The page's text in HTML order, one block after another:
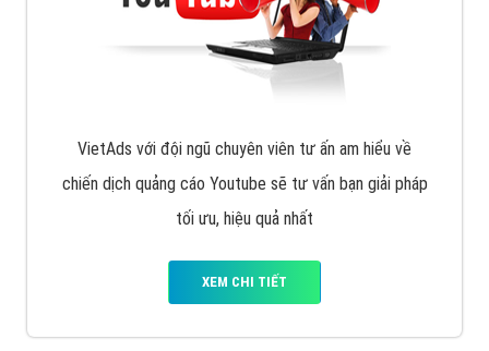
VietAds với đội ngũ chuyên viên tư ấn am hiểu về
chiến dịch quảng cáo Youtube sẽ tư vấn bạn giải pháp
tối ưu, hiệu quả nhất
XEM CHI TIẾT